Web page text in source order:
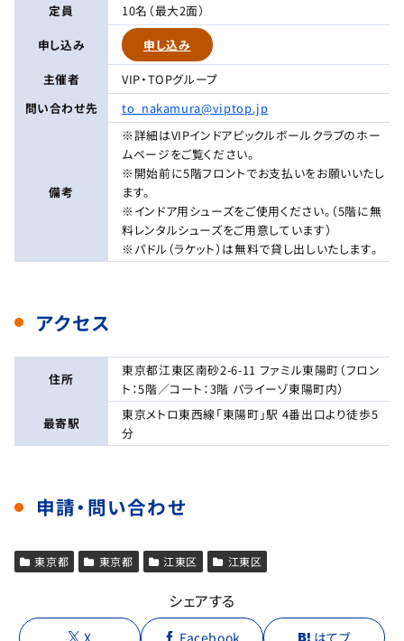
定員
10名（最大2面）
申し込み
申し込み
主催者
VIP・TOPグループ
問い合わせ先
to_nakamura@viptop.jp
備考
※詳細はVIPインドアピックルボールクラブのホー
ムページをご覧ください。
※開始前に5階フロントでお支払いをお願いいたし
ます。
※インドア用シューズをご使用ください。（5階に無
料レンタルシューズをご用意しています）
※パドル（ラケット）は無料で貸し出しいたします。
アクセス
住所
東京都江東区南砂2-6-11 ファミル東陽町（フロン
ト：5階／コート：3階 パライーゾ東陽町内）
最寄駅
東京メトロ東西線「東陽町」駅 4番出口より徒歩5
分
申請・問い合わせ
東京都 東京都 江東区 江東区
シェアする
X Facebook はてブ